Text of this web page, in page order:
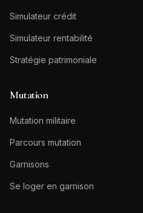
Simulateur crédit
Simulateur rentabilité
Stratégie patrimoniale
Mutation
Mutation militaire
Parcours mutation
Garnisons
Se loger en garnison